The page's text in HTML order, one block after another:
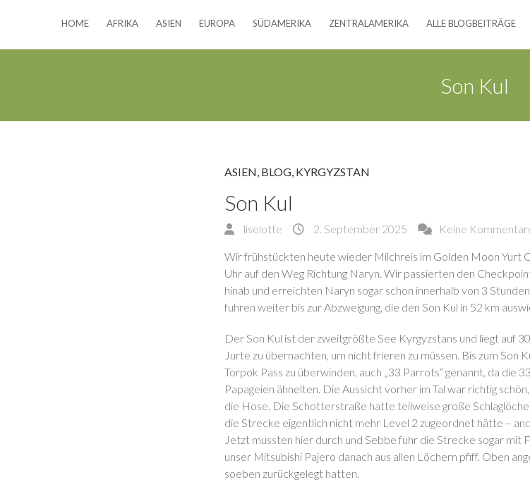
HOME AFRIKA ASIEN EUROPA SÜDAMERIKA ZENTRALAMERIKA ALLE BLOGBEITRÄGE
Son Kul
ASIEN, BLOG, KYRGYZSTAN
Son Kul
liselotte 2. September 2025 Keine
Wir frühstückten heute wieder Milchreis im Golden Moon Yurt
Uhr auf den Weg Richtung Naryn. Wir passierten den
hinab und erreichten Naryn sogar schon innerhalb von 3
fuhren weiter bis zur Abzweigung, die den Son Kul in 52 km
Der Son Kul ist der zweitgrößte See Kyrgyzstans und liegt auf
Jurte zu übernachten, um nicht frieren zu müssen. Bis zum Son
Torpok Pass zu überwinden, auch „33 Parrots“ genannt, da die
Papageien ähnelten. Die Aussicht vorher im Tal war richtig
die Hose. Die Schotterstraße hatte teilweise große
die Strecke eigentlich nicht mehr Level 2 zugeordnet hätte –
Jetzt mussten hier durch und Sebbe fuhr die Strecke sogar mit
unser Mitsubishi Pajero danach aus allen Löchern pfiff. Oben
soeben zurückgelegt hatten.